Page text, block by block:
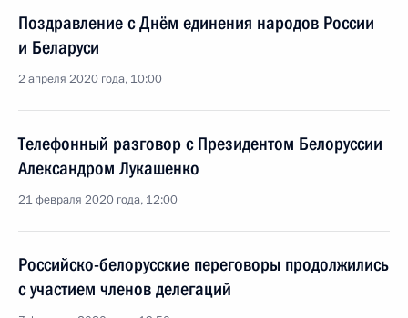
Поздравление с Днём единения народов России
и Беларуси
2 апреля 2020 года, 10:00
Телефонный разговор с Президентом Белоруссии
Александром Лукашенко
21 февраля 2020 года, 12:00
Российско-белорусские переговоры продолжились
с участием членов делегаций